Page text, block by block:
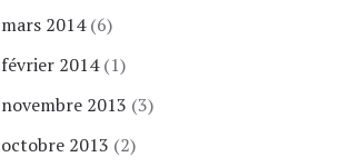
mars 2014(6)
février 2014(1)
novembre 2013 (3)
octobre 2013 (2)